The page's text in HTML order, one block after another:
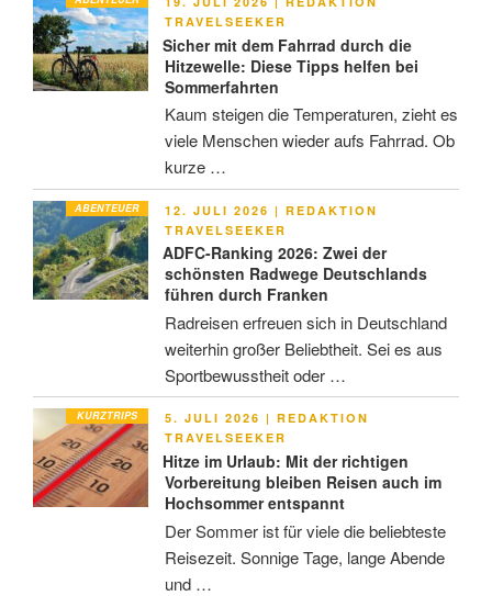
AM
TRAVELSEEKER
Sicher mit dem Fahrrad durch die
Hitzewelle: Diese Tipps helfen bei
Sommerfahrten
Kaum steigen die Temperaturen, zieht es
viele Menschen wieder aufs Fahrrad. Ob
kurze …
ABENTEUER
VERÖFFENTLICHT
AM
12. JULI 2026 | REDAKTION
TRAVELSEEKER
ADFC-Ranking 2026: Zwei der
schönsten Radwege Deutschlands
führen durch Franken
Radreisen erfreuen sich in Deutschland
weiterhin großer Beliebtheit. Sei es aus
Sportbewusstheit oder …
KURZTRIPS
VERÖFFENTLICHT
AM
5. JULI 2026 | REDAKTION
TRAVELSEEKER
Hitze im Urlaub: Mit der richtigen
Vorbereitung bleiben Reisen auch im
Hochsommer entspannt
Der Sommer ist für viele die beliebteste
Reisezeit. Sonnige Tage, lange Abende
und …